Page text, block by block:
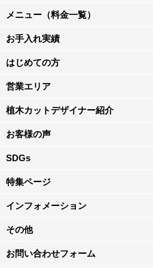
メニュー（料金一覧）
お手入れ実績
はじめての方
営業エリア
植木カットデザイナー紹介
お客様の声
SDGs
特集ページ
インフォメーション
その他
お問い合わせフォーム